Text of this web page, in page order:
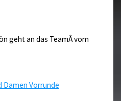
geht an das TeamÂ vom
Damen Vorrunde